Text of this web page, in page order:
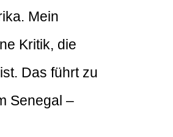
Mein
Kritik, die
Das führt zu
Senegal –